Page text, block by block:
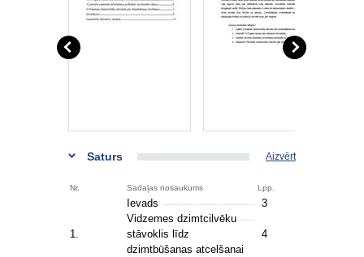
Saturs Aizvērt
Nr. Sadaļas nosaukums Lpp.
Ievads 3
1.
Vidzemes dzimtcilvēku
stāvoklis līdz
dzimtbūšanas atcelšanai
4